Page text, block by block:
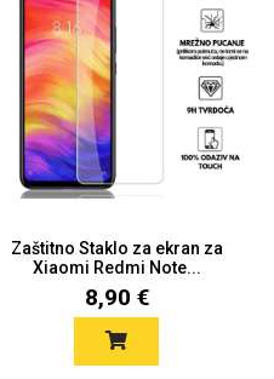
Zaštitno Staklo za ekran za
Xiaomi Redmi Note...
8,90 €